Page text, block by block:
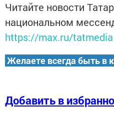
Читайте новости
национальном
https://max.ru/tatmedia
Желаете всегда быть в
Добавить в